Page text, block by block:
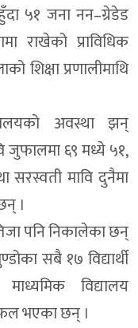
हुँदा ५१ जना नन–ग्रेडेड
राखेको प्राविधिक
शिक्षा प्रणालीमाथि
अवस्था झन्
जुफालमा ६९ मध्ये ५१,
सरस्वती मावि दुनैमा
।
पनि निकालेका छन्
सबै १७ विद्यार्थी
विद्यालय
भएका छन् ।